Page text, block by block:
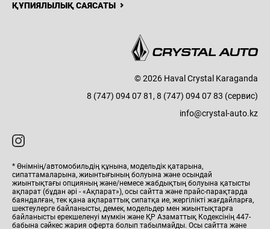
БАЙЛАНЫСТАР
81, 8 (747) 094
07 83 (сервис)
Haval Crystal
ҚҰПИЯЛЫЛЫҚ САЯСАТЫ
© 2026 Haval Crystal Karaganda
8 (747) 094 07 81, 8 (747) 094 07 83 (сервис)
info@crystal-auto.kz
* Өнімнің/автомобильдің құнына, модельдік қатарына,
сипаттамаларына, жиынтығының болуына және осындай
жиынтықтағы опцияның және/немесе жабдықтың болуына қатысты
ақпарат (бұдан әрі - «Ақпарат»), осы сайтта және прайс-парақтарда
баяндалған, тек қана ақпараттық сипатқа ие, жергілікті жағдайларға,
шектеулерге байланысты, демек, модельдер мен жиынтықтарға
байланысты ерекшеленуі мүмкін және ҚР Азаматтық Кодексінің 447-
бабына сәйкес жария оферта болып табылмайды. Осы сайтта және